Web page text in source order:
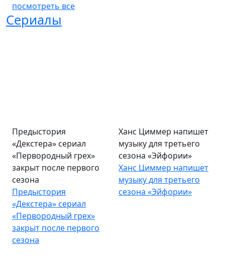
посмотреть все
Сериалы
Предыстория
«Декстера» сериал
«Первородный грех»
закрыт после первого
сезона
Предыстория
«Декстера» сериал
«Первородный грех»
закрыт после первого
сезона
Ханс Циммер напишет
музыку для третьего
сезона «Эйфории»
Ханс Циммер напишет
музыку для третьего
сезона «Эйфории»